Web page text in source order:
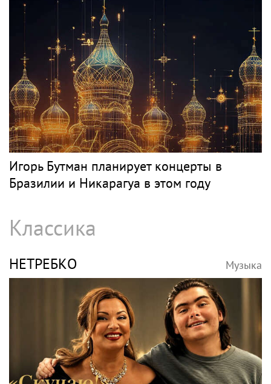
Любовь Орлову настоящей звездой
СЛЕПАКОВ Музыка
SHOT: комик Слепаков переписал свои
квартиры в РФ на родителей после
переезда
БУТМАН Музыка